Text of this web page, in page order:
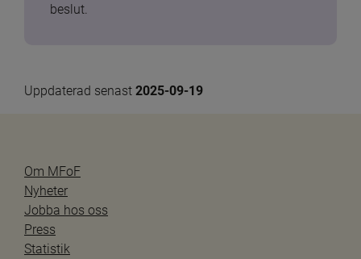
beslut.
Uppdaterad senast 2025-09-19
Om MFoF
Nyheter
Jobba hos oss
Press
Statistik